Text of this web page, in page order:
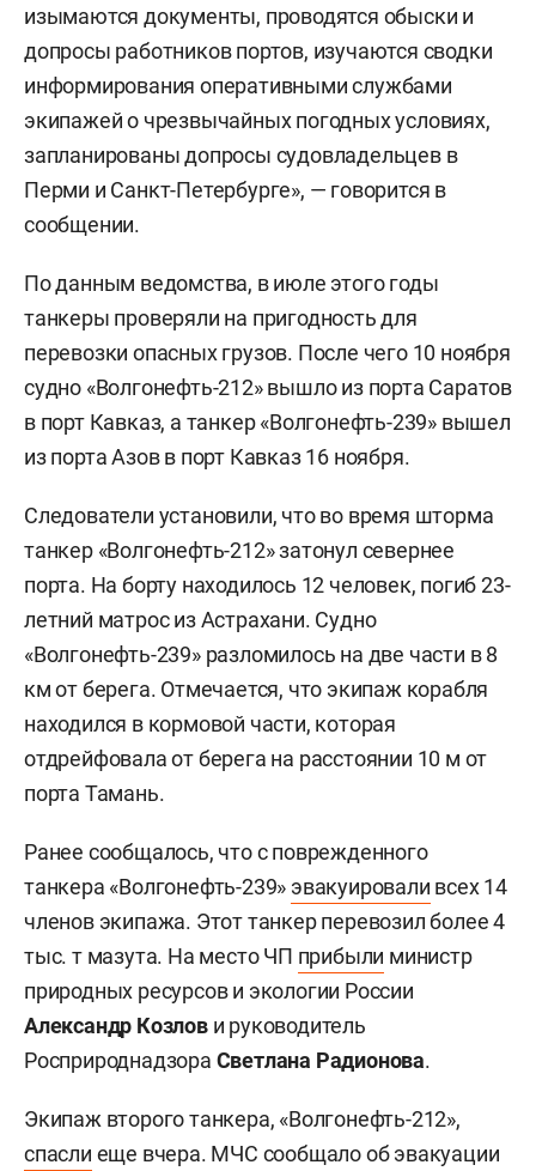
изымаются документы, проводятся обыски и
допросы работников портов, изучаются сводки
информирования оперативными службами
экипажей о чрезвычайных погодных условиях,
запланированы допросы судовладельцев в
Перми и Санкт-Петербурге», — говорится в
сообщении.
По данным ведомства, в июле этого годы
танкеры проверяли на пригодность для
перевозки опасных грузов. После чего 10 ноября
судно «Волгонефть-212» вышло из порта Саратов
в порт Кавказ, а танкер «Волгонефть-239» вышел
из порта Азов в порт Кавказ 16 ноября.
Следователи установили, что во время шторма
танкер «Волгонефть-212» затонул севернее
порта. На борту находилось 12 человек, погиб 23-
летний матрос из Астрахани. Судно
«Волгонефть-239» разломилось на две части в 8
км от берега. Отмечается, что экипаж корабля
находился в кормовой части, которая
отдрейфовала от берега на расстоянии 10 м от
порта Тамань.
Ранее сообщалось, что с поврежденного
танкера «Волгонефть-239» эвакуировали всех 14
членов экипажа. Этот танкер перевозил более 4
тыс. т мазута. На место ЧП прибыли министр
природных ресурсов и экологии России
Александр Козлови руководитель
Росприроднадзора Светлана Радионова.
Экипаж второго танкера, «Волгонефть-212»,
спасли еще вчера. МЧС сообщало об эвакуации